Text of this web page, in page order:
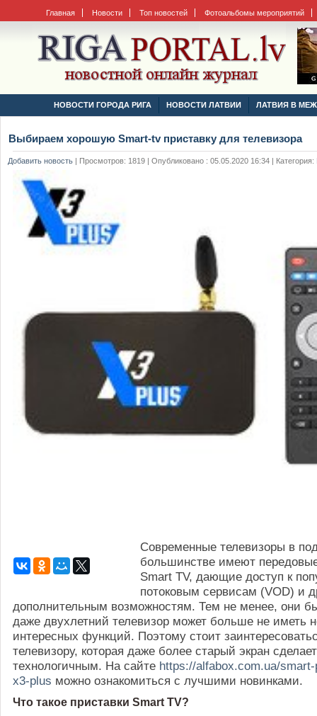
Главная Новости Топ новостей Фотоальбомы мероприятий
НОВОСТИ ГОРОДА РИГА НОВОСТИ ЛАТВИИ ЛАТВИЯ В
Выбираем хорошую Smart-tv приставку для телевизора
Добавить новость | Просмотров: 1819 | Опубликовано : 05.05.2020 16:34 | Категория:
Современные телевизоры в
большинстве имеют
Smart TV, дающие доступ к
потоковым сервисам (VOD) и
дополнительным возможностям. Тем не менее, они
даже двухлетний телевизор может больше не иметь
интересных функций. Поэтому стоит
телевизору, которая даже более старый экран сделает
технологичным. На сайте https://alfabox.com.ua/
x3-plus можно ознакомиться с лучшими новинками.
Что такое приставки Smart TV?